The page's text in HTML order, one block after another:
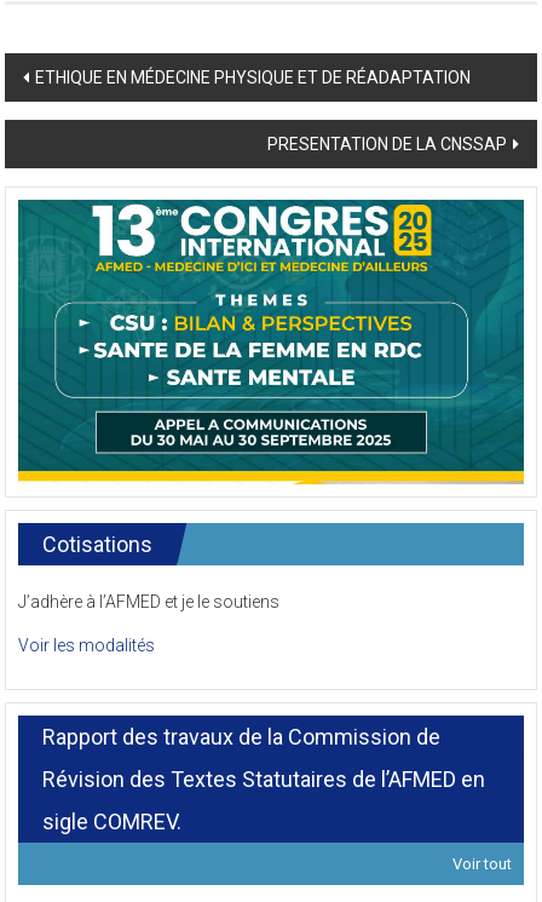
Post
navigation
ETHIQUE EN MÉDECINE PHYSIQUE ET DE RÉADAPTATION
PRESENTATION DE LA CNSSAP
Cotisations
J’adhère à l’AFMED et je le soutiens
Voir les modalités
Rapport des travaux de la Commission de
Révision des Textes Statutaires de l’AFMED en
sigle COMREV.
Voir tout